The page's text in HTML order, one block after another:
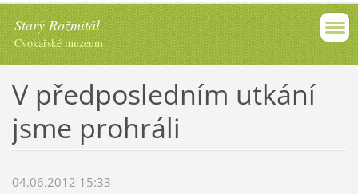
Starý Rožmitál
Cvokařské muzeum
V předposledním utkání
jsme prohráli
04.06.2012 15:33